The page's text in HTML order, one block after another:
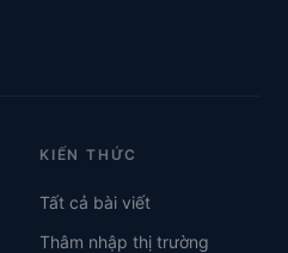
KIẾN THỨC
Tất cả bài viết
Thâm nhập thị trường